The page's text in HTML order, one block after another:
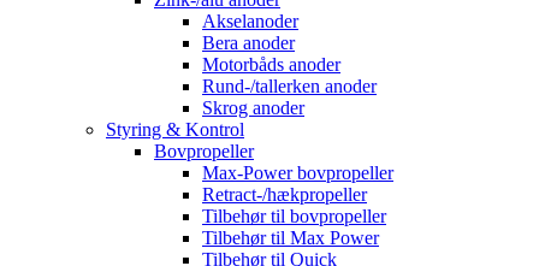
Akselanoder
Bera anoder
Motorbåds anoder
Rund-/tallerken anoder
Skrog anoder
Styring & Kontrol
Bovpropeller
Max-Power bovpropeller
Retract-/hækpropeller
Tilbehør til bovpropeller
Tilbehør til Max Power
Tilbehør til Quick